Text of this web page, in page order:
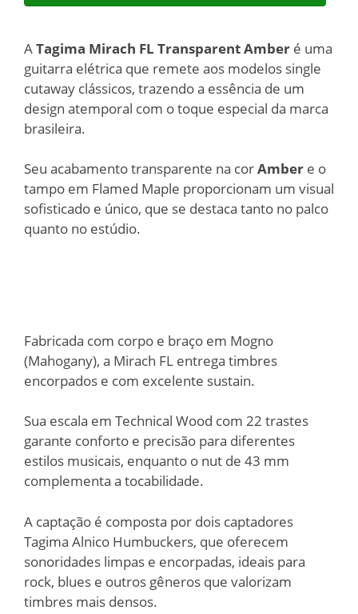
ATagima Mirach FL Transparent Amber é uma
guitarra elétrica que remete aos modelos single
cutaway clássicos, trazendo a essência de um
design atemporal com o toque especial da marca
brasileira.
Seu acabamento transparente na corAmber e o
tampo em Flamed Maple proporcionam um visual
sofisticado e único, que se destaca tanto no palco
quanto no estúdio.
Fabricada com corpo e braço em Mogno
(Mahogany), a Mirach FL entrega timbres
encorpados e com excelente sustain.
Sua escala em Technical Wood com 22 trastes
garante conforto e precisão para diferentes
estilos musicais, enquanto o nut de 43 mm
complementa a tocabilidade.
A captação é composta por dois captadores
Tagima Alnico Humbuckers, que oferecem
sonoridades limpas e encorpadas, ideais para
rock, blues e outros gêneros que valorizam
timbres mais densos.